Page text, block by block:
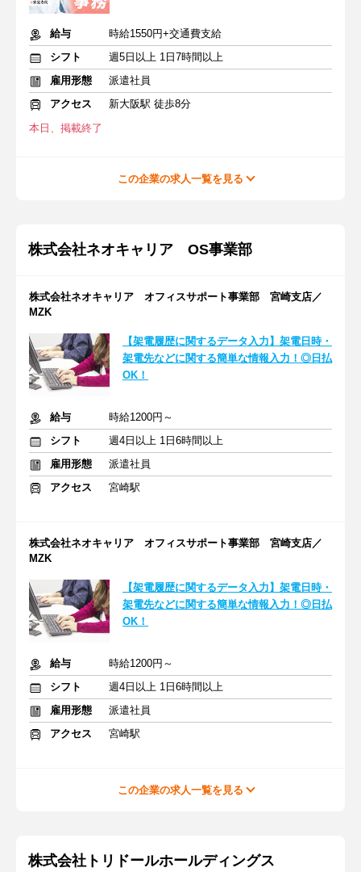
給与
時給1550円+交通費支給
シフト
週5日以上 1日7時間以上
雇用形態
派遣社員
アクセス
新大阪駅 徒歩8分
本日、掲載終了
この企業の求人一覧を見る
株式会社ネオキャリア OS事業部
株式会社ネオキャリア オフィスサポート事業部 宮崎支店／
MZK
【架電履歴に関するデータ入力】架電日時・
架電先などに関する簡単な情報入力！◎日払
OK！
給与
時給1200円～
シフト
週4日以上 1日6時間以上
雇用形態
派遣社員
アクセス
宮崎駅
株式会社ネオキャリア オフィスサポート事業部 宮崎支店／
MZK
【架電履歴に関するデータ入力】架電日時・
架電先などに関する簡単な情報入力！◎日払
OK！
給与
時給1200円～
シフト
週4日以上 1日6時間以上
雇用形態
派遣社員
アクセス
宮崎駅
この企業の求人一覧を見る
株式会社トリドールホールディングス